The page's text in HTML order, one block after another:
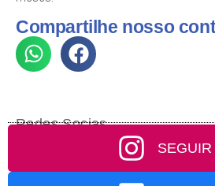
Compartilhe nosso
Redes Socias
SEGUIR